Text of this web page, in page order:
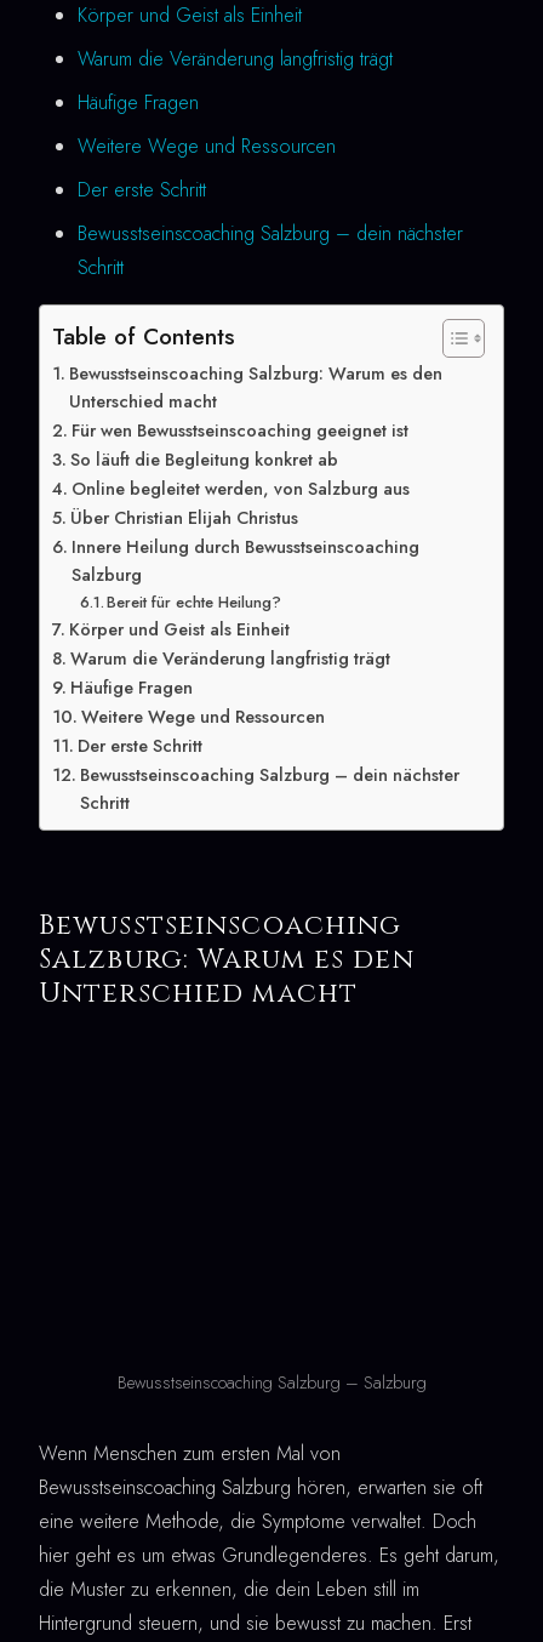
Körper und Geist als Einheit
Warum die Veränderung langfristig trägt
Häufige Fragen
Weitere Wege und Ressourcen
Der erste Schritt
Bewusstseinscoaching Salzburg – dein nächster
Schritt
Table of Contents
Bewusstseinscoaching Salzburg: Warum es den
Unterschied macht
Für wen Bewusstseinscoaching geeignet ist
So läuft die Begleitung konkret ab
Online begleitet werden, von Salzburg aus
Über Christian Elijah Christus
Innere Heilung durch Bewusstseinscoaching
Salzburg
Bereit für echte Heilung?
Körper und Geist als Einheit
Warum die Veränderung langfristig trägt
Häufige Fragen
Weitere Wege und Ressourcen
Der erste Schritt
Bewusstseinscoaching Salzburg – dein nächster
Schritt
Bewusstseinscoaching
Salzburg: Warum es den
Unterschied macht
Bewusstseinscoaching Salzburg – Salzburg
Wenn Menschen zum ersten Mal von
Bewusstseinscoaching Salzburg hören, erwarten sie oft
eine weitere Methode, die Symptome verwaltet. Doch
hier geht es um etwas Grundlegenderes. Es geht darum,
die Muster zu erkennen, die dein Leben still im
Hintergrund steuern, und sie bewusst zu machen. Erst